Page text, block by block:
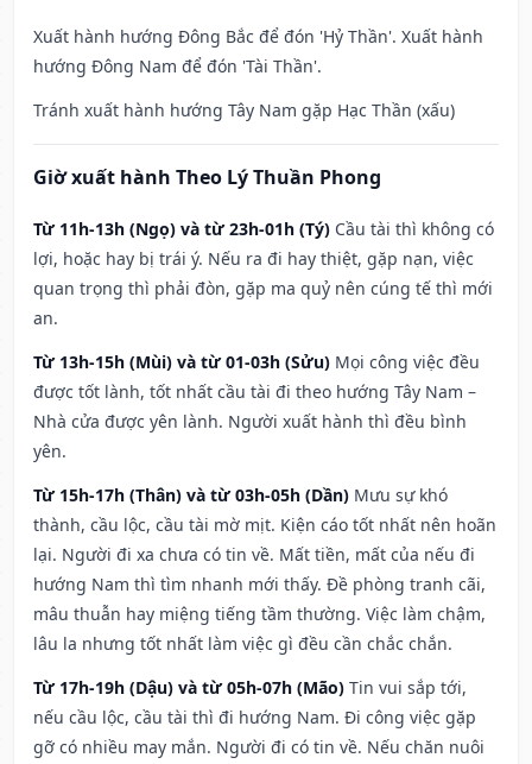
Xuất hành hướng Đông Bắc để đón 'Hỷ Thần'. Xuất hành
hướng Đông Nam để đón 'Tài Thần'.
Tránh xuất hành hướng Tây Nam gặp Hạc Thần (xấu)
Giờ xuất hành Theo Lý Thuần Phong
Từ 11h-13h (Ngọ) và từ 23h-01h (Tý) Cầu tài thì không có
lợi, hoặc hay bị trái ý. Nếu ra đi hay thiệt, gặp nạn, việc
quan trọng thì phải đòn, gặp ma quỷ nên cúng tế thì mới
an.
Từ 13h-15h (Mùi) và từ 01-03h (Sửu) Mọi công việc đều
được tốt lành, tốt nhất cầu tài đi theo hướng Tây Nam –
Nhà cửa được yên lành. Người xuất hành thì đều bình
yên.
Từ 15h-17h (Thân) và từ 03h-05h (Dần) Mưu sự khó
thành, cầu lộc, cầu tài mờ mịt. Kiện cáo tốt nhất nên hoãn
lại. Người đi xa chưa có tin về. Mất tiền, mất của nếu đi
hướng Nam thì tìm nhanh mới thấy. Đề phòng tranh cãi,
mâu thuẫn hay miệng tiếng tầm thường. Việc làm chậm,
lâu la nhưng tốt nhất làm việc gì đều cần chắc chắn.
Từ 17h-19h (Dậu) và từ 05h-07h (Mão) Tin vui sắp tới,
nếu cầu lộc, cầu tài thì đi hướng Nam. Đi công việc gặp
gỡ có nhiều may mắn. Người đi có tin về. Nếu chăn nuôi